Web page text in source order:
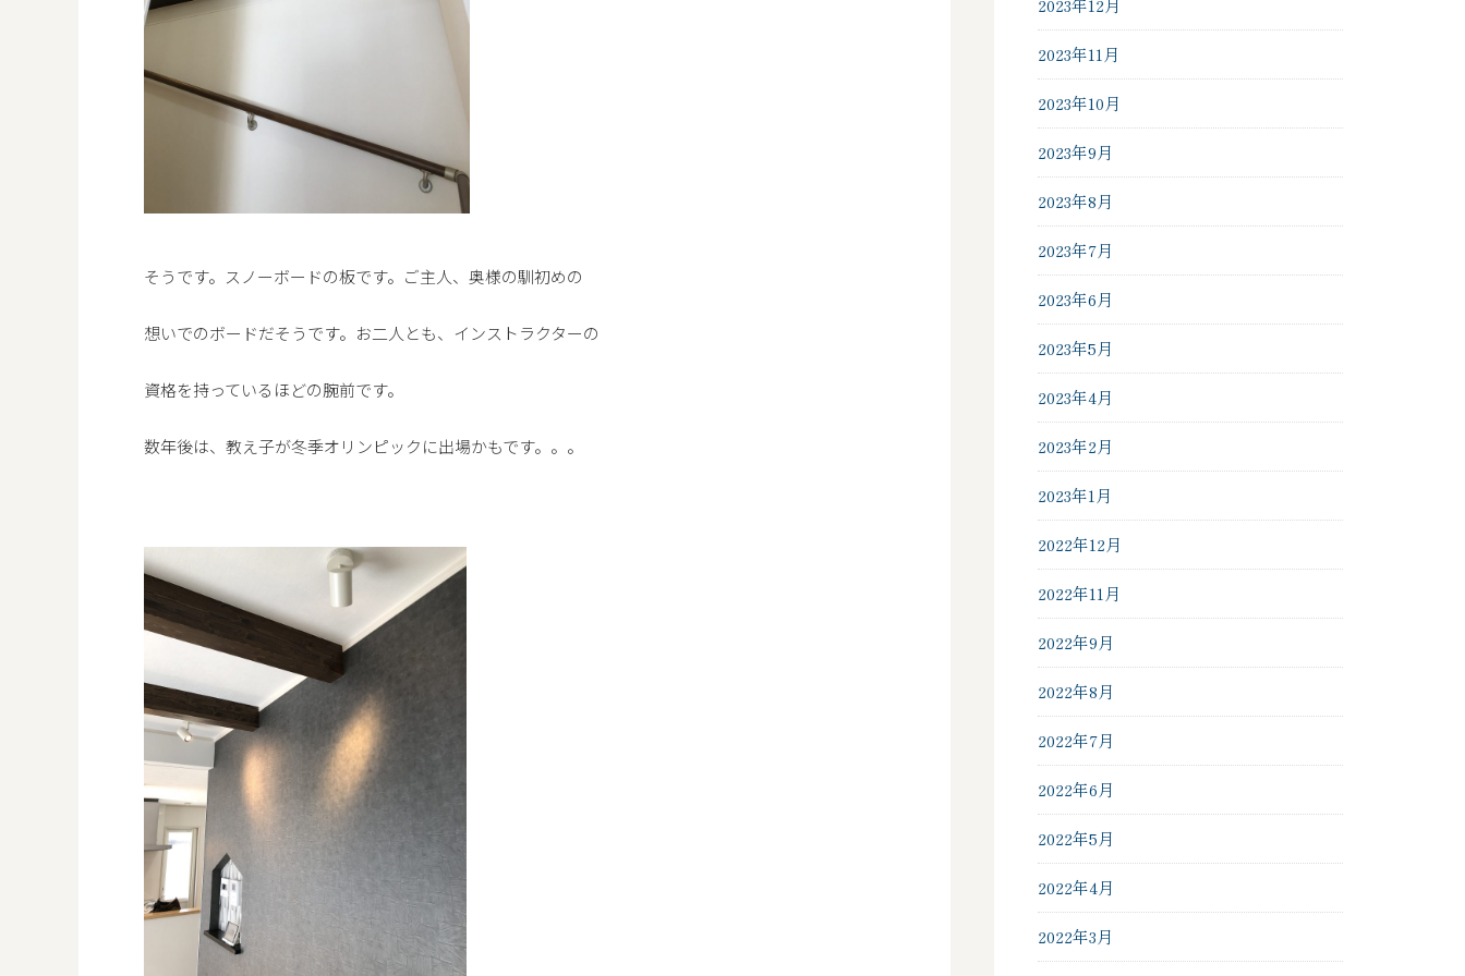
そうです。スノーボードの板です。ご主人、奥様の馴初めの
想いでのボードだそうです。お二人とも、インストラクターの
資格を持っているほどの腕前です。
数年後は、教え子が冬季オリンピックに出場かもです。。。
2023年12月
2023年11月
2023年10月
2023年9月
2023年8月
2023年7月
2023年6月
2023年5月
2023年4月
2023年2月
2023年1月
2022年12月
2022年11月
2022年9月
2022年8月
2022年7月
2022年6月
2022年5月
2022年4月
2022年3月